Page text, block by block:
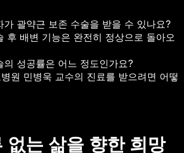
가 괄약근 보존 수술을 받을 수 있나요?
후 배변 기능은 완전히 정상으로 돌아오
의 성공률은 어느 정도인가요?
원 민병욱 교수의 진료를 받으려면 어떻
없는 삶을 향한 희망